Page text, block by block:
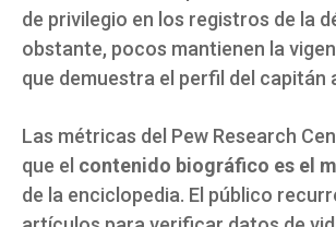
de privilegio en los registros de la
obstante, pocos mantienen la
que demuestra el perfil del capitán
Las métricas del Pew Research
que el contenido biográfico es el
de la enciclopedia. El público